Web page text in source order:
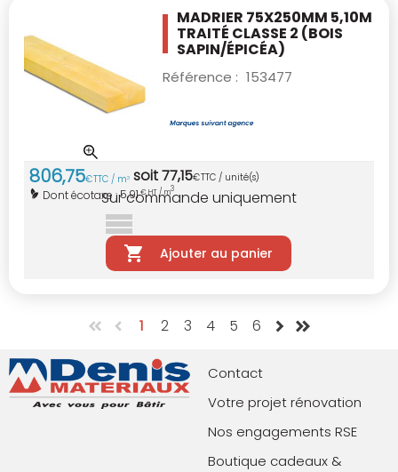
MADRIER 75X250MM 5,10M
TRAITÉ CLASSE 2 (BOIS
SAPIN/ÉPICÉA)
Référence : 153477
806,75€TTC / m3 soit77,15€TTC / unité(s)
Dont écotaxe :5,91€ HT / m3
Sur commande uniquement
Ajouter au panier
1 2 3 4 5 6
Contact
Votre projet rénovation
Nos engagements RSE
Boutique cadeaux &